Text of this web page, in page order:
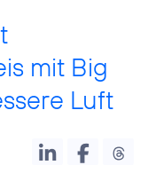
mit Big
Luft